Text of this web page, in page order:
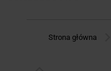
Strona główna